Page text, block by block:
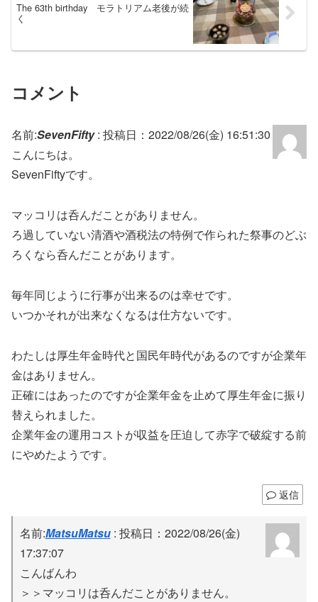
The 63th birthday モラトリアム老後が続
く
コメント
名前:SevenFifty: 投稿日：2022/08/26(金) 16:51:30
こんにちは。
SevenFiftyです。
マッコリは呑んだことがありません。
ろ過していない清酒や酒税法の特例で作られた祭事のどぶ
ろくなら呑んだことがあります。
毎年同じように行事が出来るのは幸せです。
いつかそれが出来なくなるは仕方ないです。
わたしは厚生年金時代と国民年時代があるのですが企業年
金はありません。
正確にはあったのですが企業年金を止めて厚生年金に振り
替えられました。
企業年金の運用コストが収益を圧迫して赤字で破綻する前
にやめたようです。
返信
名前:MatsuMatsu: 投稿日：2022/08/26(金)
17:37:07
こんばんわ
＞＞マッコリは呑んだことがありません。